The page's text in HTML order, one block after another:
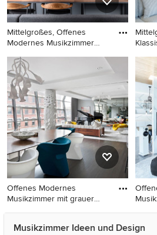
Mittelgroßes, Offenes
Modernes Musikzimmer
Mittelgroßes, Offenes
Modernes Musikzimmer
ohne Kamin mit grauer
Wandfarbe, dunklem
Holzboden, TV-Wand,
grauem Boden,
Tapetendecke und
Tapetenwänden in Sonstige
in
Offenes Modernes
Musikzimmer mit grauer
Offenes Modernes
Musikzimmer mit grauer
Musikzimmer Ideen und Design